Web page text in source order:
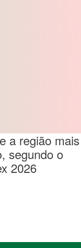
a região mais
segundo o
2026